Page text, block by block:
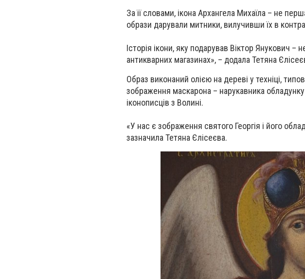
За її словами, ікона Архангела Михаїла – не
образи дарували митники, вилучивши їх в
Історія ікони, яку подарував Віктор Янукович –
антикварних магазинах», – додала Тетяна
Образ виконаний олією на дереві у техніці,
зображення маскарона – нарукавника
іконописців з Волині.
«У нас є зображення святого Георгія і його
зазначила Тетяна Єлісеєва.